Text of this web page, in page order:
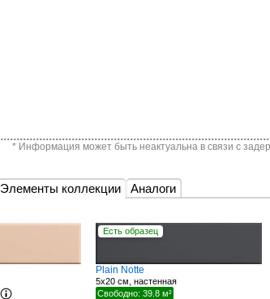
* Информация может быть неактуальна в связи с
Элементы коллекции Аналоги
Есть образец
Plain Notte
5x20 см, настенная
Свободно: 39.8 м²